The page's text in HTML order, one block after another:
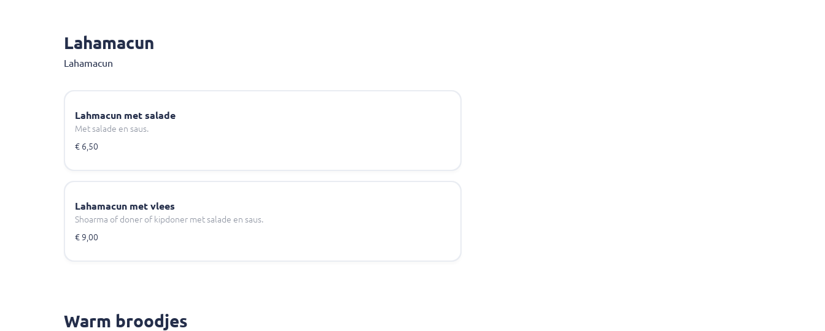
Lahamacun
Lahamacun
Lahmacun met salade
Met salade en saus.
€ 6,50
Lahamacun met vlees
Shoarma of doner of kipdoner met salade en saus.
€ 9,00
Warm broodjes